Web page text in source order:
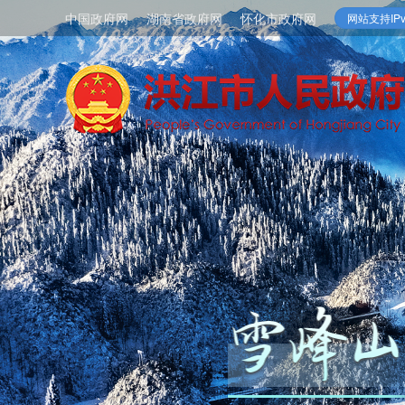
中国政府网 湖南省政府网 怀化市政府网 网站支持